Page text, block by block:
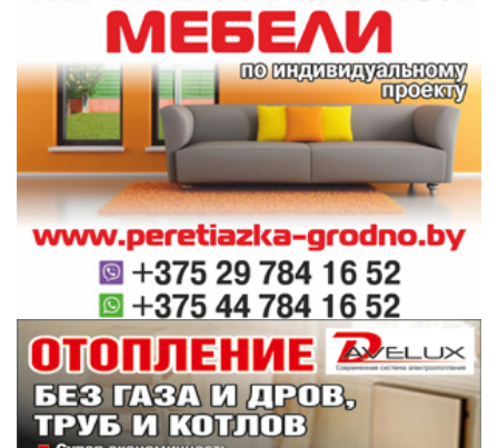
Лавришево Новогрудского района и в городе
Скиделе. К счастью, обошлось без жертв.
В деревне Мижево Мостовского района
хозяевам дома придется восстанавливать
сгоревшее перекрытие в доме.
Спровоцировала огненное ЧП трещина в
дымоходе.
В прошлом году в области зарегистрировано
155 так называемых печных пожаров. С
начала года количество подобных случаев
уже перевалило за десяток, есть первые
жертвы.
Областное управление МЧС напоминает,
топить печь рекомендуется два-три раза в
день не более чем по полтора часа. Топить
следует прекратить не менее чем за два